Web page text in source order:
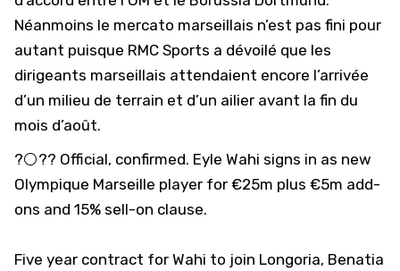
Néanmoins le mercato marseillais n’est pas fini pour
autant puisque RMC Sports a dévoilé que les
dirigeants marseillais attendaient encore l’arrivée
d’un milieu de terrain et d’un ailier avant la fin du
mois d’août.
?⚪️?? Official, confirmed. Eyle Wahi signs in as new
Olympique Marseille player for €25m plus €5m add-
ons and 15% sell-on clause.
Five year contract for Wahi to join Longoria, Benatia